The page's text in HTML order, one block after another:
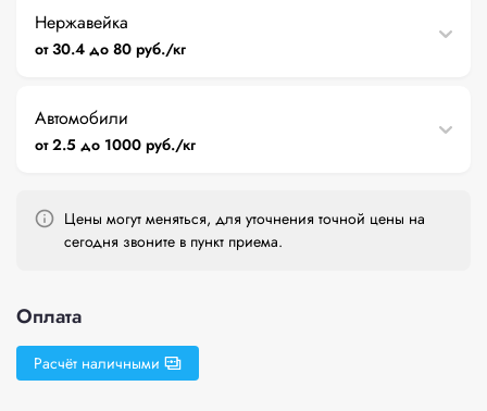
Нержавейка
от 30.4 до 80 руб./кг
Автомобили
от 2.5 до 1000 руб./кг
Цены могут меняться, для уточнения точной цены на
сегодня звоните в пункт приема.
Оплата
Расчёт наличными